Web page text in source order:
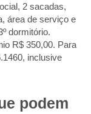
2 sacadas,
área de serviço e
dormitório.
R$ 350,00. Para
inclusive
podem